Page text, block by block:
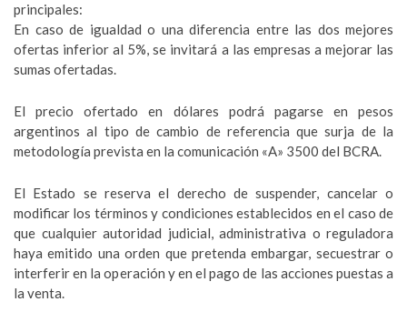
principales:
En caso de igualdad o una diferencia entre las dos mejores
ofertas inferior al 5%, se invitará a las empresas a mejorar las
sumas ofertadas.
El precio ofertado en dólares podrá pagarse en pesos
argentinos al tipo de cambio de referencia que surja de la
metodología prevista en la comunicación «A» 3500 del BCRA.
El Estado se reserva el derecho de suspender, cancelar o
modificar los términos y condiciones establecidos en el caso de
que cualquier autoridad judicial, administrativa o reguladora
haya emitido una orden que pretenda embargar, secuestrar o
interferir en la operación y en el pago de las acciones puestas a
la venta.